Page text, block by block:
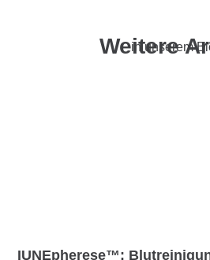
Weitere
in unserem
IUNEpherese™: